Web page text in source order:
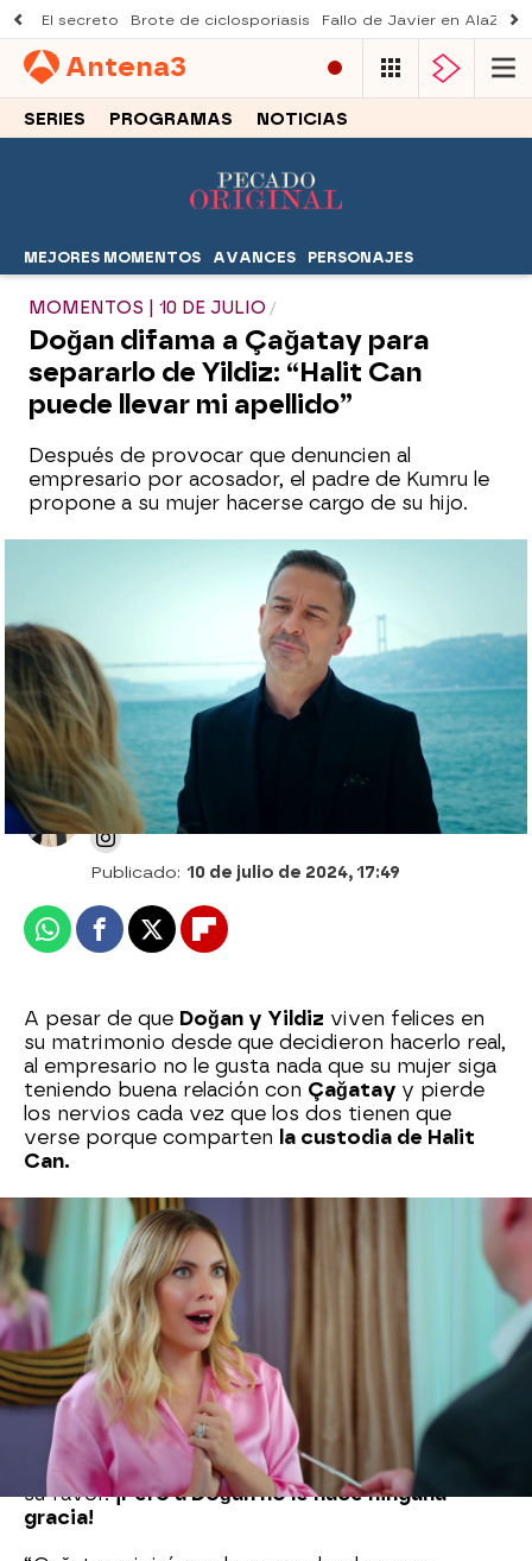
El secreto Brote de ciclosporiasis Fallo de Javier en AlaZ
Antena3
SERIES PROGRAMAS NOTICIAS
MEJORES MOMENTOS AVANCES PERSONAJES
MOMENTOS | 10 DE JULIO
Doğan difama a Çağatay para
separarlo de Yildiz: “Halit Can
puede llevar mi apellido”
Después de provocar que denuncien al
empresario por acosador, el padre de Kumru le
propone a su mujer hacerse cargo de su hijo.
“Dogan es un asesino”: Cagatay advierte
a Yildiz sobre el peligro que corre al lado
Patri Bea
Publicado: 10 de julio de 2024, 17:49
WhatsappFacebook
X Flipboard
A pesar de que Doğan y Yildiz viven felices en
su matrimonio desde que decidieron hacerlo real,
al empresario no le gusta nada que su mujer siga
teniendo buena relación con Çağatay y pierde
los nervios cada vez que los dos tienen que
verse porque comparten la custodia de Halit
Can.
Como sabe que el principal vínculo de unión
entre
Yildiz y Çağatay es Halit Can, Doğan
ha
ideado un plan para evitar que vuelvan a verse
por ese motivo: le ha pagado a la antigua
asistenta de Çağatay para que lo
acoso.
La prensa se ha hecho eco del caso y todos
tachan aÇağatayde acosador.
sabe
perfectamente que su exmarido no es capaz de
hacer algo así y le dice que declarará en el juicio a
su favor.¡Pero a Doğan no le hace ninguna
gracia!